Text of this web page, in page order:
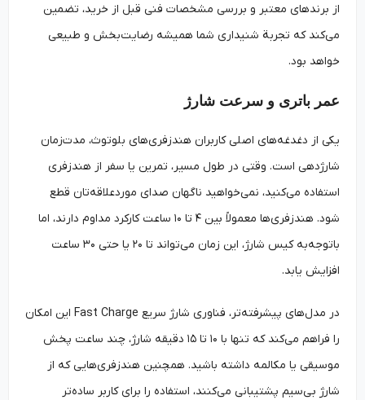
از برندهای معتبر و بررسی مشخصات فنی قبل از خرید، تضمین
می‌کند که تجربة شنیداری شما همیشه رضایت‌بخش و طبیعی
خواهد بود.
عمر باتری و سرعت شارژ
یکی از دغدغه‌های اصلی کاربران هندزفری‌های بلوتوث، مدت‌زمان
شارژدهی است. وقتی در طول مسیر، تمرین یا سفر از هندزفری
استفاده می‌کنید، نمی‌خواهید ناگهان صدای موردعلاقه‌تان قطع
شود. هندزفری‌ها معمولاً بین ۴ تا ۱۰ ساعت کارکرد مداوم دارند، اما
باتوجه‌به کیس شارژ، این زمان می‌تواند تا ۲۰ یا حتی ۳۰ ساعت
افزایش یابد.
در مدل‌های پیشرفته‌تر، فناوری شارژ سریع Fast Charge این امکان
را فراهم می‌کند که تنها با ۱۰ تا ۱۵ دقیقه شارژ، چند ساعت پخش
موسیقی یا مکالمه داشته باشید. همچنین هندزفری‌هایی که از
شارژ بی‌سیم پشتیبانی می‌کنند، استفاده را برای کاربر ساده‌تر